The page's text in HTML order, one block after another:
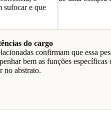
sufocar e que
do cargo
confirmam que essa
bem as funções específicas
no abstrato.